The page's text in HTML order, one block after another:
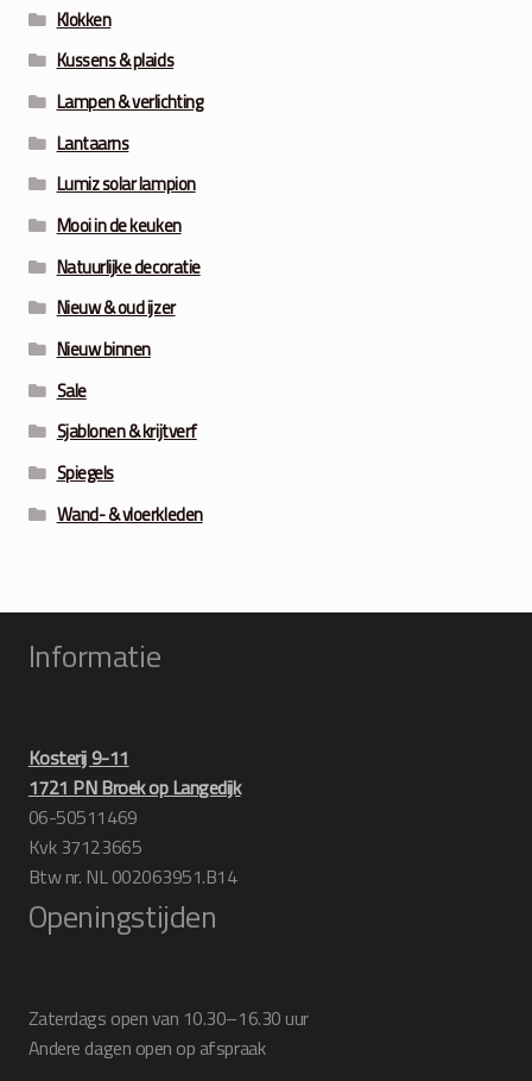
Klokken
Kussens & plaids
Lampen & verlichting
Lantaarns
Lumiz solar lampion
Mooi in de keuken
Natuurlijke decoratie
Nieuw & oud ijzer
Nieuw binnen
Sale
Sjablonen & krijtverf
Spiegels
Wand- & vloerkleden
Informatie
Kosterij 9-11
1721 PN Broek op Langedijk
06-50511469
Kvk 37123665
Btw nr. NL 002063951.B14
Openingstijden
Zaterdags open van 10.30–16.30 uur
Andere dagen open op afspraak